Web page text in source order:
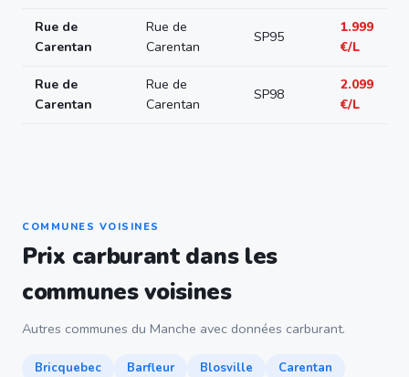
Rue de
Carentan
Rue de
Carentan
SP95
1.999
€/L
Rue de
Carentan
Rue de
Carentan
SP98
2.099
€/L
COMMUNES VOISINES
Prix carburant dans les
communes voisines
Autres communes du Manche avec données carburant.
Bricquebec Barfleur Blosville
Carentan